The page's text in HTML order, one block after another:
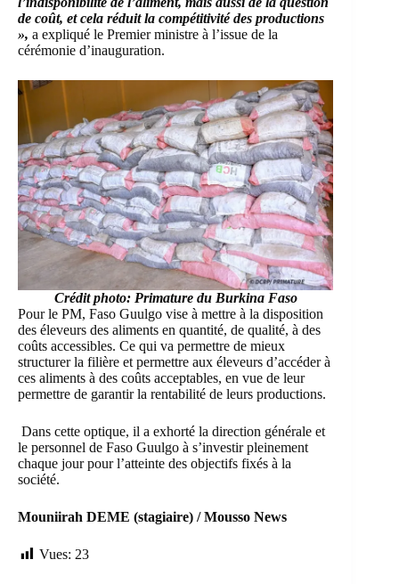
de coût, et cela réduit la compétitivité des productions
», a expliqué le Premier ministre à l’issue de la
cérémonie d’inauguration.
Crédit photo: Primature du Burkina Faso
Pour le PM, Faso Guulgo vise à mettre à la disposition
des éleveurs des aliments en quantité, de qualité, à des
coûts accessibles. Ce qui va permettre de mieux
structurer la filière et permettre aux éleveurs d’accéder à
ces aliments à des coûts acceptables, en vue de leur
permettre de garantir la rentabilité de leurs productions.
Dans cette optique, il a exhorté la direction générale et
le personnel de Faso Guulgo à s’investir pleinement
chaque jour pour l’atteinte des objectifs fixés à la
société.
Mouniirah DEME (stagiaire) / Mousso News
Vues: 23